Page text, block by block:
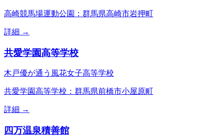
高崎競馬場運動公園：群馬県高崎市岩押町
詳細 →
共愛学園高等学校
木戸優が通う風花女子高等学校
共愛学園高等学校：群馬県前橋市小屋原町
詳細 →
四万温泉積善館